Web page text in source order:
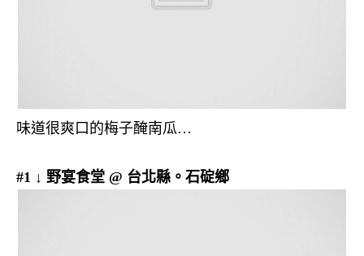
味道很爽口的梅子醃南瓜…
#1 ↓ 野宴食堂 @ 台北縣。石碇鄉